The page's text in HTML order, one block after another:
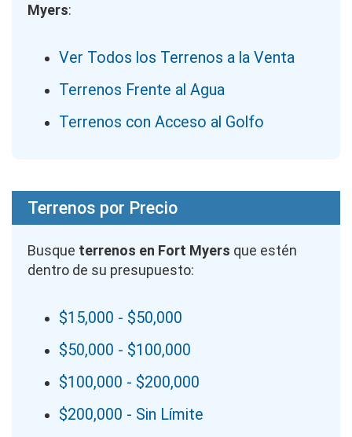
Myers:
Ver Todos los Terrenos a la Venta
Terrenos Frente al Agua
Terrenos con Acceso al Golfo
Terrenos por Precio
Busque terrenos en Fort Myers que estén
dentro de su presupuesto:
$15,000 - $50,000
$50,000 - $100,000
$100,000 - $200,000
$200,000 - Sin Límite